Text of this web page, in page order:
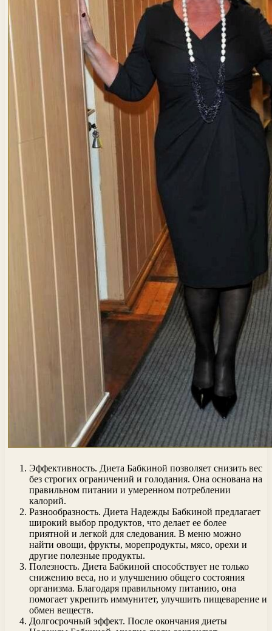
Эффективность. Диета Бабкиной позволяет снизить вес
без строгих ограничений и голодания. Она основана на
правильном питании и умеренном потреблении
калорий.
Разнообразность. Диета Надежды Бабкиной предлагает
широкий выбор продуктов, что делает ее более
приятной и легкой для следования. В меню можно
найти овощи, фрукты, морепродукты, мясо, орехи и
другие полезные продукты.
Полезность. Диета Бабкиной способствует не только
снижению веса, но и улучшению общего состояния
организма. Благодаря правильному питанию, она
помогает укрепить иммунитет, улучшить пищеварение и
обмен веществ.
Долгосрочный эффект. После окончания диеты